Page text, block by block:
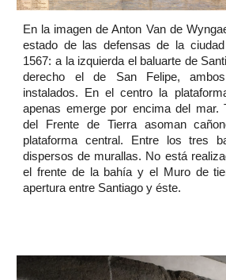
En la imagen de Anton Van de
estado de las defensas de la
1567: a la izquierda el baluarte de
derecho el de San Felipe,
instalados. En el centro la
apenas emerge por encima del mar.
del Frente de Tierra asoman
plataforma central. Entre los tres
dispersos de murallas. No está
el frente de la bahía y el Muro de
apertura entre Santiago y éste.